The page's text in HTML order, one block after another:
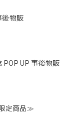
後物販
POP UP 事後物販
定商品≫